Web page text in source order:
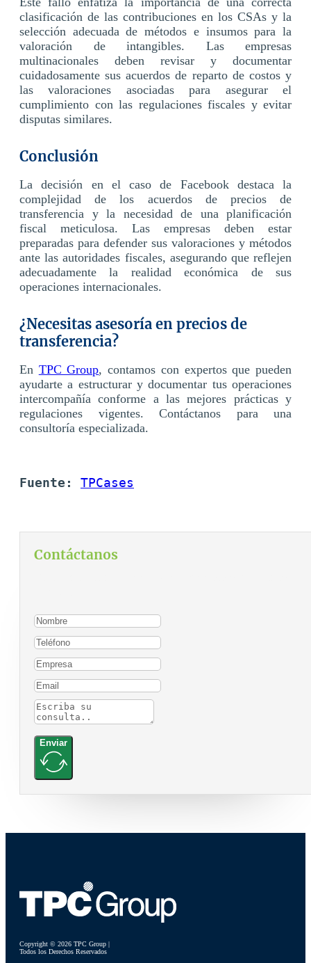
clasificación de las contribuciones en los CSAs y la
selección adecuada de métodos e insumos para la
valoración de intangibles. Las empresas
multinacionales deben revisar y documentar
cuidadosamente sus acuerdos de reparto de costos y
las valoraciones asociadas para asegurar el
cumplimiento con las regulaciones fiscales y evitar
disputas similares.
Conclusión
La decisión en el caso de Facebook destaca la
complejidad de los acuerdos de precios de
transferencia y la necesidad de una planificación
fiscal meticulosa. Las empresas deben estar
preparadas para defender sus valoraciones y métodos
ante las autoridades fiscales, asegurando que reflejen
adecuadamente la realidad económica de sus
operaciones internacionales.
¿Necesitas asesoría en precios de
transferencia?
En TPC Group, contamos con expertos que pueden
ayudarte a estructurar y documentar tus operaciones
intercompañía conforme a las mejores prácticas y
regulaciones vigentes. Contáctanos para una
consultoría especializada.
Fuente: TPCases
Contáctanos
Enviar
Copyright © 2026 TPC Group |
Todos los Derechos Reservados